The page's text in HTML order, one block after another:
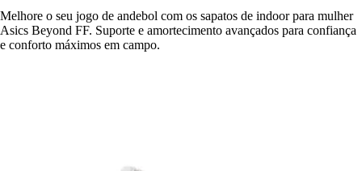
Melhore o seu jogo de andebol com os sapatos de indoor para mulher
Asics Beyond FF. Suporte e amortecimento avançados para confiança
e conforto máximos em campo.